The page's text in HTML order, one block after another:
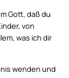
Gott, daß du
von
was ich dir
wenden und